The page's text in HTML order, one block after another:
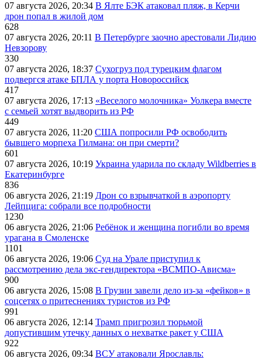
07 августа 2026, 20:34 В Ялте БЭК атаковал пляж, в Керчи
дрон попал в жилой дом
628
07 августа 2026, 20:11 В Петербурге заочно арестовали Лидию
Невзорову
330
07 августа 2026, 18:37 Сухогруз под турецким флагом
подвергся атаке БПЛА у порта Новороссийск
417
07 августа 2026, 17:13 «Веселого молочника» Уолкера вместе
с семьей хотят выдворить из РФ
449
07 августа 2026, 11:20 США попросили РФ освободить
бывшего морпеха Гилмана: он при смерти?
601
07 августа 2026, 10:19 Украина ударила по складу Wildberries в
Екатеринбурге
836
06 августа 2026, 21:19 Дрон со взрывчаткой в аэропорту
Лейпцига: собрали все подробности
1230
06 августа 2026, 21:06 Ребёнок и женщина погибли во время
урагана в Смоленске
1101
06 августа 2026, 19:06 Суд на Урале приступил к
рассмотрению дела экс-гендиректора «ВСМПО-Ависма»
900
06 августа 2026, 15:08 В Грузии завели дело из-за «фейков» в
соцсетях о притеснениях туристов из РФ
991
06 августа 2026, 12:14 Трамп пригрозил тюрьмой
допустившим утечку данных о нехватке ракет у США
922
06 августа 2026, 09:34 ВСУ атаковали Ярославль: